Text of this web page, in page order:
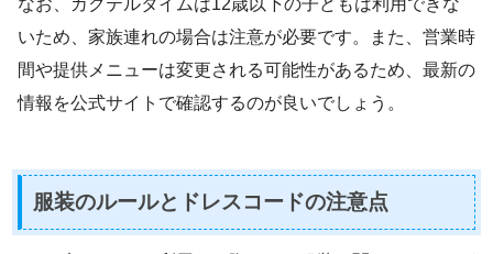
なお、カクテルタイムは12歳以下の子どもは利用できな
いため、家族連れの場合は注意が必要です。また、営業時
間や提供メニューは変更される可能性があるため、最新の
情報を公式サイトで確認するのが良いでしょう。
服装のルールとドレスコードの注意点